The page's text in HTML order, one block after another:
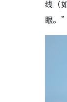
线（
眼。”